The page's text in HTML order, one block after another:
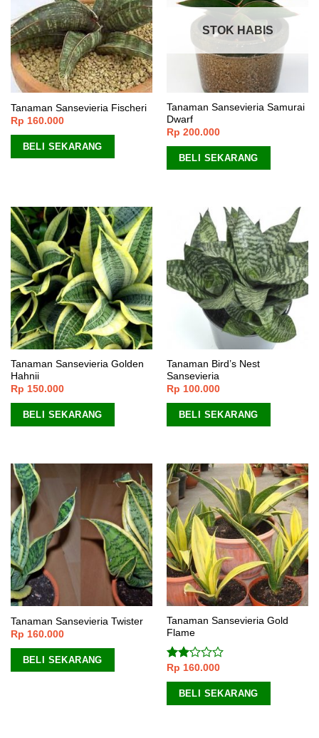
Tanaman Sansevieria Fischeri
Rp 160.000
BELI SEKARANG
STOK HABIS
Tanaman Sansevieria Samurai
Dwarf
Rp 200.000
BELI SEKARANG
Tanaman Sansevieria Golden
Hahnii
Rp 150.000
BELI SEKARANG
Tanaman Bird’s Nest
Sansevieria
Rp 100.000
BELI SEKARANG
Tanaman Sansevieria Twister
Rp 160.000
BELI SEKARANG
Tanaman Sansevieria Gold
Flame
Dinilai
2.00
dari
5
Rp 160.000
BELI SEKARANG